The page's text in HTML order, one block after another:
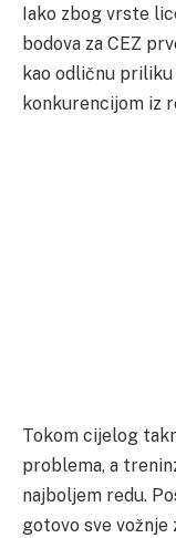
Iako zbog vrste
bodova za CEZ
kao odličnu
konkurencijom iz
Tokom cijelog
problema, a
najboljem redu.
gotovo sve vožnje